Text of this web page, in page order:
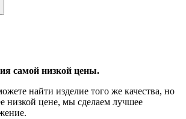
самой низкой цены.
найти изделие того же качества, но
низкой цене, мы сделаем лучшее